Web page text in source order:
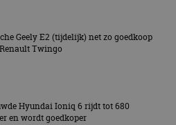
Geely E2 (tijdelijk) net zo goedkoop
Twingo
Hyundai Ioniq 6 rijdt tot 680
en wordt goedkoper